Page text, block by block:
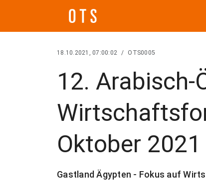
18.10.2021, 07:00:02 / OTS0005
12. Arabisch-
Oktober 2021
Gastland Ägypten - Fokus auf